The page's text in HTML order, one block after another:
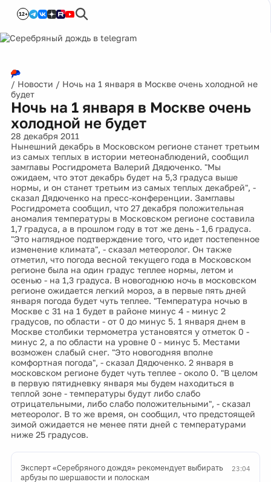
12+
/ Новости / Ночь на 1 января в Москве очень холодной не
будет
Ночь на 1 января в Москве очень
холодной не будет
28 декабря 2011
Нынешний декабрь в Московском регионе станет третьим
из самых теплых в истории метеонаблюдений, сообщил
замглавы Росгидромета Валерий Дядюченко. "Мы
ожидаем, что этот декабрь будет на 5,3 градуса выше
нормы, и он станет третьим из самых теплых декабрей", -
сказал Дядюченко на пресс-конференции. Замглавы
Росгидромета сообщил, что 27 декабря положительная
аномалия температуры в Московском регионе составила
1,7 градуса, а в прошлом году в тот же день - 1,6 градуса.
"Это наглядное подтверждение того, что идет постепенное
изменение климата", - сказал метеоролог. Он также
отметил, что погода весной текущего года в Московском
регионе была на один градус теплее нормы, летом и
осенью - на 1,3 градуса. В новогоднюю ночь в московском
регионе ожидается легкий мороз, а в первые пять дней
января погода будет чуть теплее. "Температура ночью в
Москве с 31 на 1 будет в районе минус 4 - минус 2
градусов, по области - от 0 до минус 5. 1 января днем в
Москве столбики термометра установятся у отметок 0 -
минус 2, а по области на уровне 0 - минус 5. Местами
возможен слабый снег. "Это новогодняя вполне
комфортная погода", - сказал Дядюченко. 2 января в
московском регионе будет чуть теплее - около 0. "В целом
в первую пятидневку января мы будем находиться в
теплой зоне - температуры будут либо слабо
отрицательными, либо слабо положительными", - сказал
метеоролог. В то же время, он сообщил, что предстоящей
зимой ожидается не менее пяти дней с температурами
ниже 25 градусов.
23:04
Эксперт «Серебряного дождя» рекомендует выбирать
арбузы по шершавости и полоскам